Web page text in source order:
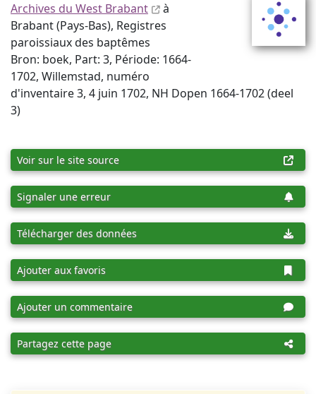
Archives du West Brabant
à
Brabant (Pays-Bas), Registres
paroissiaux des baptêmes
Bron: boek, Part: 3, Période: 1664-
1702, Willemstad, numéro
d'inventaire 3, 4 juin 1702, NH Dopen 1664-1702 (deel
3)
Voir sur le site source
Signaler une erreur
Télécharger des données
Ajouter aux favoris
Ajouter un commentaire
Partagez cette page